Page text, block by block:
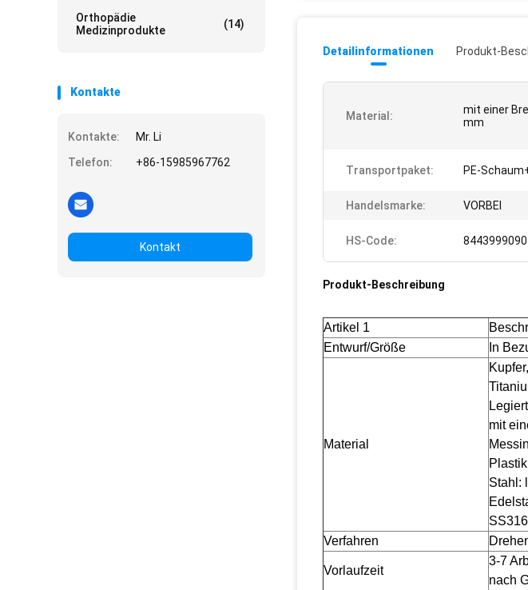
Orthopädie
Medizinprodukte
(14)
Kontakte
Kontakte:
Mr. Li
Telefon:
+86-15985967762
Kontakt
Detailinformationen Produkt-
Material:
mit einer
mm
Transportpaket: PE-
Handelsmarke: VORBEI
HS-Code: 8443999090
Produkt-Beschreibung
Artikel 1
Entwurf/Größe
In
Material
mit
Stahl:
Verfahren
Vorlaufzeit
3-7
nach